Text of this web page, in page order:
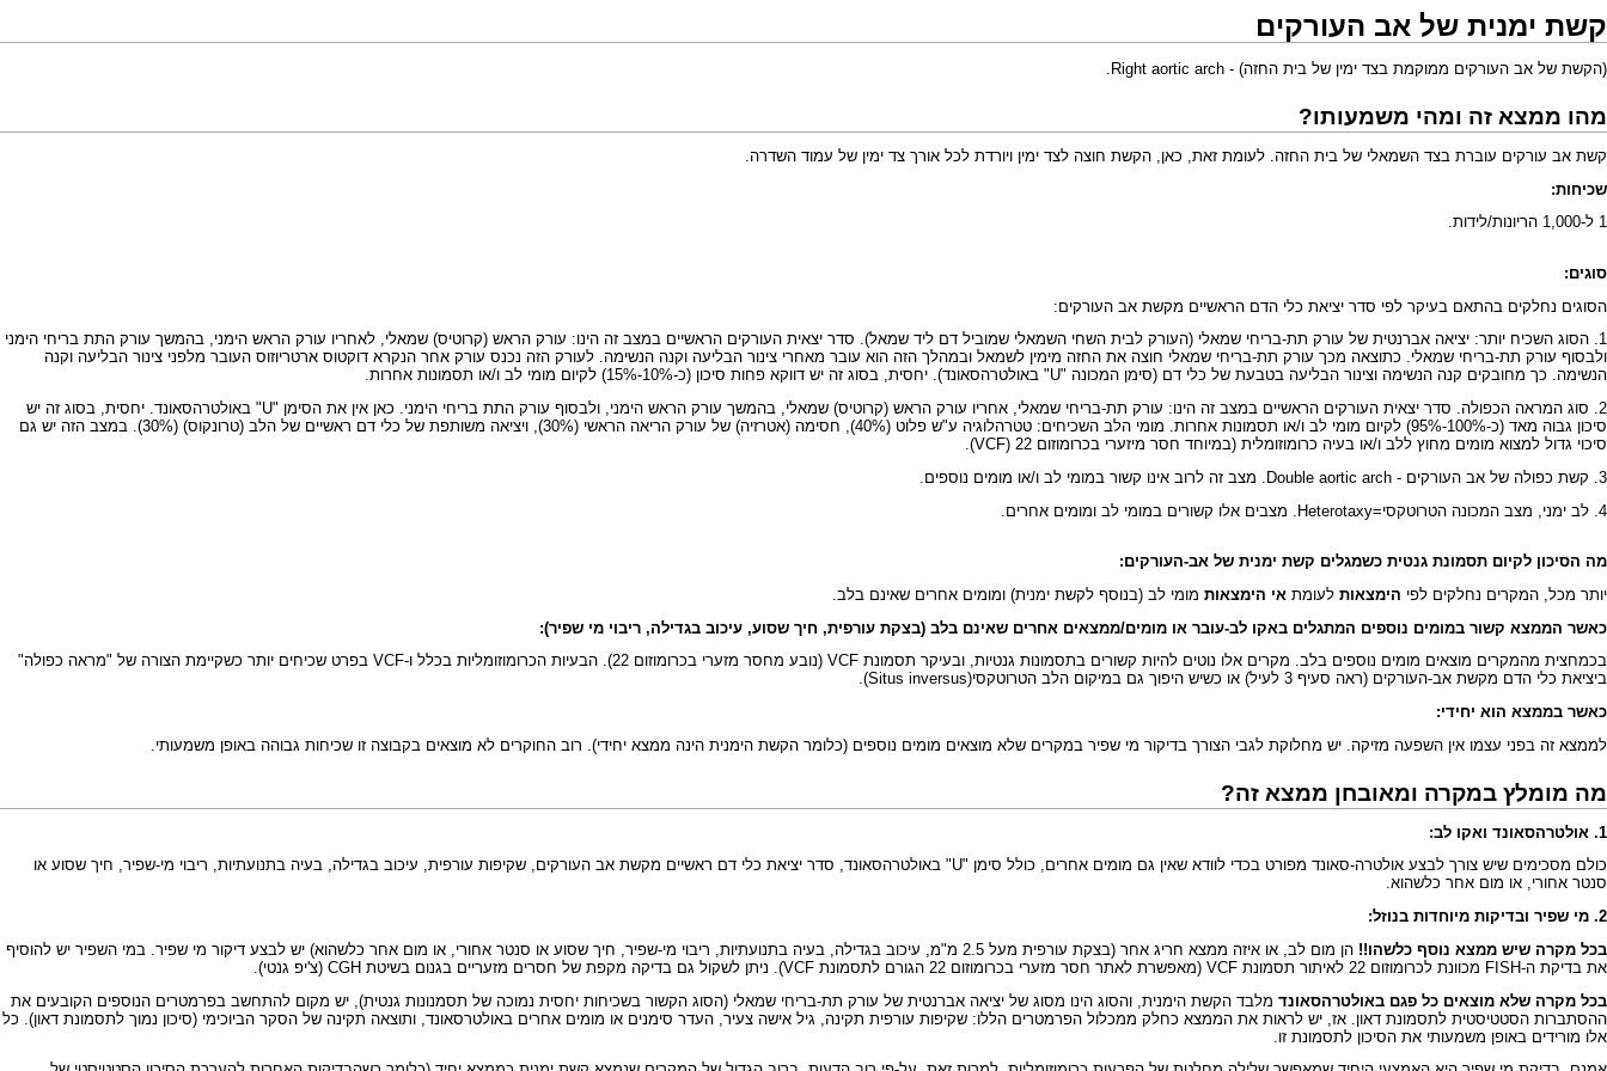
קשת ימנית של אב העורקים
(הקשת של אב העורקים ממוקמת בצד ימין של בית החזה) - Right aortic arch.
מהו ממצא זה ומהי משמעותו?
קשת אב עורקים עוברת בצד השמאלי של בית החזה. לעומת זאת, כאן, הקשת חוצה לצד ימין ויורדת לכל אורך צד ימין של עמוד השדרה.
שכיחות:
1 ל-1,000 הריונות/לידות.
סוגים:
הסוגים נחלקים בהתאם בעיקר לפי סדר יציאת כלי הדם הראשיים מקשת אב העורקים:
1. הסוג השכיח יותר: יציאה אברנטית של עורק תת-בריחי שמאלי (העורק לבית השחי השמאלי שמוביל דם ליד שמאל). סדר יצאית העורקים הראשיים במצב זה הינו: עורק הראש (קרוטיס) שמאלי, לאחריו עורק הראש הימני, בהמשך עורק התת בריחי הימני
ולבסוף עורק תת-בריחי שמאלי. כתוצאה מכך עורק תת-בריחי שמאלי חוצה את החזה מימין לשמאל ובמהלך הזה הוא עובר מאחרי צינור הבליעה וקנה הנשימה. לעורק הזה נכנס עורק אחר הנקרא דוקטוס ארטריוזוס העובר מלפני צינור הבליעה וקנה
הנשימה. כך מחובקים קנה הנשימה וצינור הבליעה בטבעת של כלי דם (סימן המכונה "U" באולטרהסאונד). יחסית, בסוג זה יש דווקא פחות סיכון (כ-10%-15%) לקיום מומי לב ו/או תסמונות אחרות.
2. סוג המראה הכפולה. סדר יצאית העורקים הראשיים במצב זה הינו: עורק תת-בריחי שמאלי, אחריו עורק הראש (קרוטיס) שמאלי, בהמשך עורק הראש הימני, ולבסוף עורק התת בריחי הימני. כאן אין את הסימן "U" באולטרהסאונד. יחסית, בסוג זה יש
סיכון גבוה מאד (כ-100%-95%) לקיום מומי לב ו/או תסמונות אחרות. מומי הלב השכיחים: טטרהלוגיה ע"ש פלוט (40%), חסימה (אטרזיה) של עורק הריאה הראשי (30%), ויציאה משותפת של כלי דם ראשיים של הלב (טרונקוס) (30%). במצב הזה יש גם
סיכוי גדול למצוא מומים מחוץ ללב ו/או בעיה כרומוזומלית (במיוחד חסר מיזערי בכרומוזום 22 (
VCF
).
3. קשת כפולה של אב העורקים - Double aortic arch. מצב זה לרוב אינו קשור במומי לב ו/או מומים נוספים.
4. לב ימני, מצב המכונה הטרוטקסי=
Heterotaxy . מצבים אלו קשורים במומי לב ומומים אחרים.
מה הסיכון לקיום תסמונת גנטית כשמגלים קשת ימנית של אב-העורקים:
יותר מכל, המקרים נחלקים לפי הימצאות לעומת אי הימצאות מומי לב (בנוסף לקשת ימנית) ומומים אחרים שאינם בלב.
כאשר הממצא קשור במומים נוספים המתגלים באקו לב-עובר או מומים/ממצאים אחרים שאינם בלב (בצקת עורפית, חיך שסוע, עיכוב בגדילה, ריבוי מי שפיר):
בכמחצית מהמקרים מוצאים מומים נוספים בלב. מקרים אלו נוטים להיות קשורים בתסמונות גנטיות, ובעיקר תסמונת VCF
(נובע מחסר מזערי בכרומוזום 22). הבעיות הכרומוזומליות בכלל ו-VCF בפרט שכיחים יותר כשקיימת הצורה של "מראה כפולה"
ביציאת כלי הדם מקשת אב-העורקים (ראה סעיף 3 לעיל) או כשיש היפוך גם במיקום הלב הטרוטקסי(
Situs inversus
).
כאשר בממצא הוא יחידי:
לממצא זה בפני עצמו אין השפעה מזיקה. יש מחלוקת לגבי הצורך בדיקור מי שפיר במקרים שלא מוצאים מומים נוספים (כלומר הקשת הימנית הינה ממצא יחידי). רוב החוקרים לא מוצאים בקבוצה זו שכיחות גבוהה באופן משמעותי.
מה מומלץ במקרה ומאובחן ממצא זה?
1. אולטרהסאונד ואקו לב:
כולם מסכימים שיש צורך לבצע אולטרה-סאונד מפורט בכדי לוודא שאין גם מומים אחרים, כולל סימן "U" באולטרהסאונד, סדר יציאת כלי דם ראשיים מקשת אב העורקים, שקיפות עורפית, עיכוב בגדילה, בעיה בתנועתיות, ריבוי מי-שפיר, חיך שסוע או
סנטר אחורי, או מום אחר כלשהוא.
2. מי שפיר ובדיקות מיוחדות בנוזל:
בכל מקרה שיש ממצא נוסף כלשהו!!
הן מום לב, או איזה ממצא חריג אחר (בצקת עורפית מעל 2.5 מ"מ, עיכוב בגדילה, בעיה בתנועתיות, ריבוי מי-שפיר, חיך שסוע או סנטר אחורי, או מום אחר כלשהוא) יש לבצע דיקור מי שפיר. במי השפיר יש להוסיף
את בדיקת ה-FISH מכוונת לכרומוזום 22 לאיתור תסמונת VCF (מאפשרת לאתר חסר מזערי בכרומוזום 22 הגורם לתסמונת VCF). ניתן לשקול גם בדיקה מקפת של חסרים מזעריים בגנום בשיטת CGH (צ'יפ גנטי).
בכל מקרה שלא מוצאים כל פגם באולטרהסאונד מלבד הקשת הימנית, והסוג הינו מסוג של יציאה אברנטית של עורק תת-בריחי שמאלי (הסוג הקשור בשכיחות יחסית נמוכה של תסמנונות גנטית), יש מקום להתחשב בפרמטרים הנוספים הקובעים את
ההסתברות הסטטיסטית לתסמונת דאון. אז, יש לראות את הממצא כחלק ממכלול הפרמטרים הללו: שקיפות עורפית תקינה, גיל אישה צעיר, העדר סימנים או מומים אחרים באולטרסאונד, ותוצאה תקינה של הסקר הביוכימי (סיכון נמוך לתסמונת דאון). כל
אלו מורידים באופן משמעותי את הסיכון לתסמונת זו.